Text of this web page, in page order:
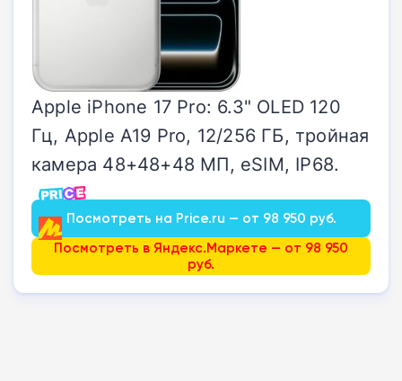
Apple iPhone 17 Pro: 6.3" OLED 120
Гц, Apple A19 Pro, 12/256 ГБ, тройная
камера 48+48+48 МП, eSIM, IP68.
Посмотреть на Price.ru — от 98 950 руб.
Посмотреть в Яндекс.Маркете — от 98 950
руб.